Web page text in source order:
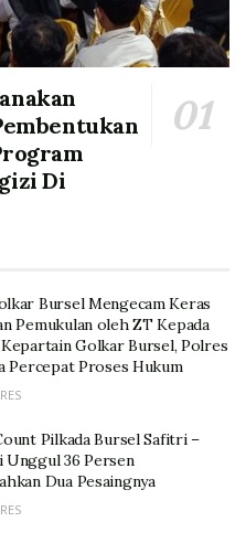
Di
Bursel Mengecam Keras
Pemukulan oleh ZT Kepada
Golkar Bursel, Polres
Percepat Proses Hukum
Pilkada Bursel Safitri –
Unggul 36 Persen
Dua Pesaingnya